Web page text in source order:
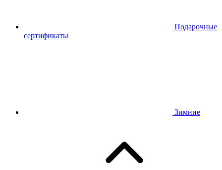
Подарочные
сертификаты
Зимние